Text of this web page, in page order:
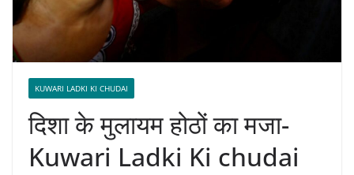
KUWARI LADKI KI CHUDAI
दिशा के मुलायम होठों का मजा-
Kuwari Ladki Ki chudai